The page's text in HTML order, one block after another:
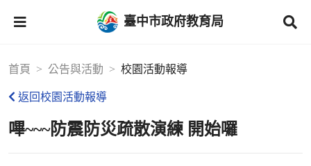
臺中市政府教育局
首頁 公告與活動 校園活動報導
返回校園活動報導
嗶~~~防震防災疏散演練 開始囉